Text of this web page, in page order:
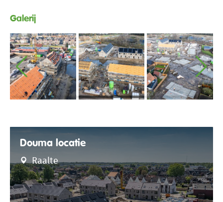
Galerij
Douma locatie
Raalte